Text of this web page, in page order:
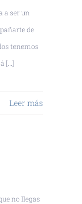
a ser un
de
tenemos
[...]
Leer más
no llegas